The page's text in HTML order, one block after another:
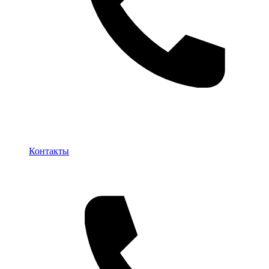
Контакты
Контакты